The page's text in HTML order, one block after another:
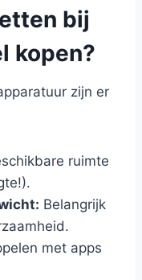
bij
kopen?
zijn er
ruimte
Belangrijk
met apps